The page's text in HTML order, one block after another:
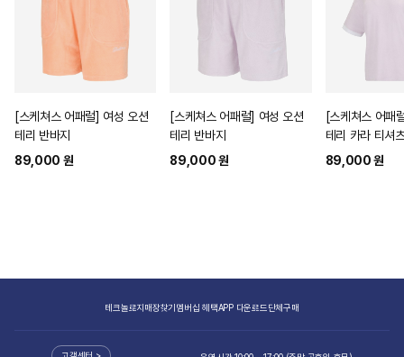
[스케쳐스 어패럴] 여성 오션
테리 반바지
89,000 원
[스케쳐스 어패럴] 여성 오션
테리 반바지
89,000 원
[스케쳐스 어패
테리 카라 티셔
89,000 원
테크놀로지매장찾기멤버십 혜택APP 다운로드단체구매
고객센터 >